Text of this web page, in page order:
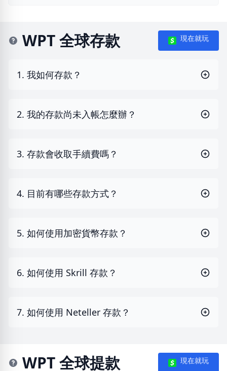
WPT 全球存款 現在就玩
1. 我如何存款？
2. 我的存款尚未入帳怎麼辦？
3. 存款會收取手續費嗎？
4. 目前有哪些存款方式？
5. 如何使用加密貨幣存款？
6. 如何使用 Skrill 存款？
7. 如何使用 Neteller 存款？
WPT 全球提款 現在就玩